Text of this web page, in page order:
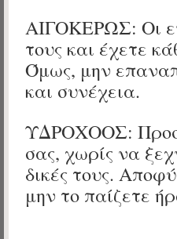
ΑΙΓΟΚΕΡΩΣ: Οι
τους και έχετε
Όμως, μην
και συνέχεια.
ΥΔΡΟΧΟΟΣ:
σας, χωρίς να
δικές τους.
μην το παίζετε